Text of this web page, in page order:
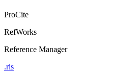
ProCite
RefWorks
Reference Manager
.ris